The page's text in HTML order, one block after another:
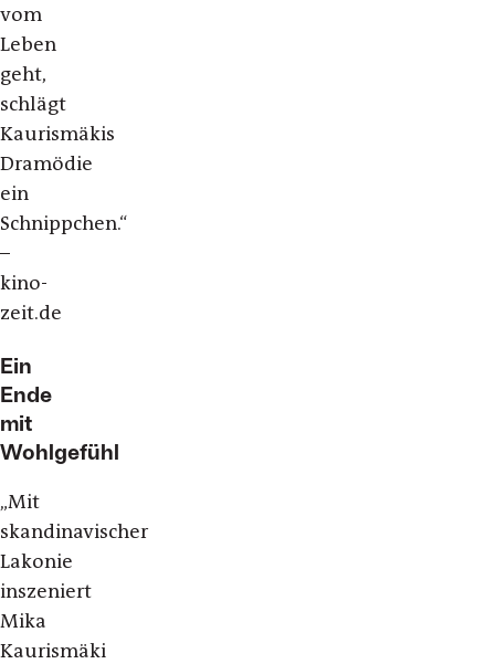
vom
Leben
geht,
schlägt
Kaurismäkis
Dramödie
ein
Schnippchen.“
–
kino-
zeit.de
Ein
Ende
mit
Wohlgefühl
„Mit
skandinavischer
Lakonie
inszeniert
Mika
Kaurismäki